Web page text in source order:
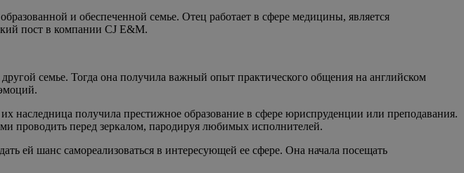
и обеспеченной семье. Отец работает в сфере медицины, является
пост в компании CJ E&M.
семье. Тогда она получила важный опыт практического общения на английском
получила престижное образование в сфере юриспруденции или преподавания.
проводить перед зеркалом, пародируя любимых исполнителей.
ей шанс самореализоваться в интересующей ее сфере. Она начала посещать